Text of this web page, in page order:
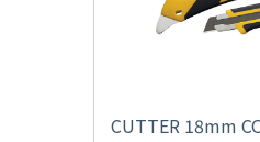
CUTTER 18mm